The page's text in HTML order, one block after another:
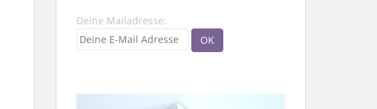
Deine Mailadresse: